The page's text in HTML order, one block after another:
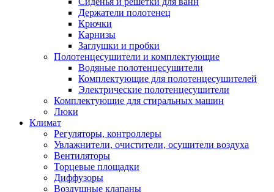
Держатели полотенец
Крючки
Карнизы
Заглушки и пробки
Полотенцесушители и комплектующие
Водяные полотенцесушители
Комплектующие для полотенцесушителей
Электрические полотенцесушители
Комплектующие для стиральных машин
Люки
Климат
Регуляторы, контроллеры
Увлажнители, очистители, осушители воздуха
Вентиляторы
Торцевые площадки
Диффузоры
Воздушные клапаны